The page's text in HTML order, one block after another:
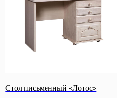
Стол письменный «Лотос»